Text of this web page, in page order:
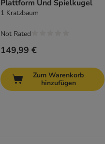
Plattform Und Spielkugel
1 Kratzbaum
149,99 €
Not Rated
Zum Warenkorb
hinzufügen